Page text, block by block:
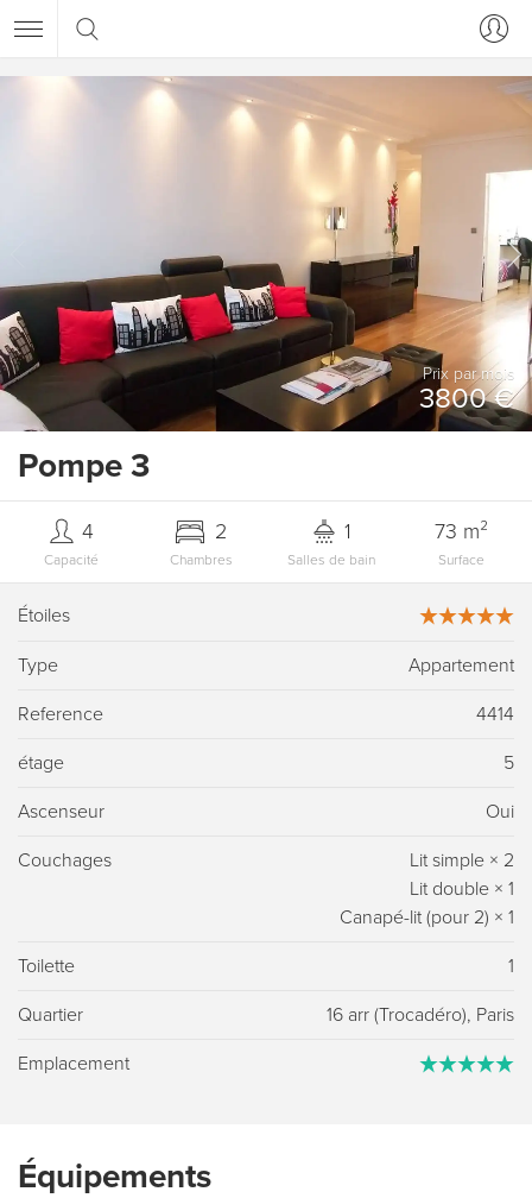
Prix ​​par mois
3800 €
Pompe 3
Capacité
4
Chambres
2
Salles de bain
1
Surface
73 m²
Étoiles
Type Appartement
Reference 4414
étage 5
Ascenseur Oui
Couchages Lit simple × 2
Lit double × 1
Canapé-lit (pour 2) × 1
Toilette 1
Quartier 16 arr (Trocadéro), Paris
Emplacement
Équipements